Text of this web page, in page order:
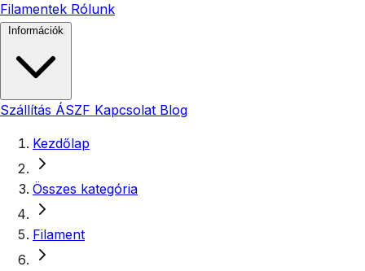
Filamentek Rólunk
Szállítás ÁSZF Kapcsolat Blog
Kezdőlap
Összes kategória
Filament